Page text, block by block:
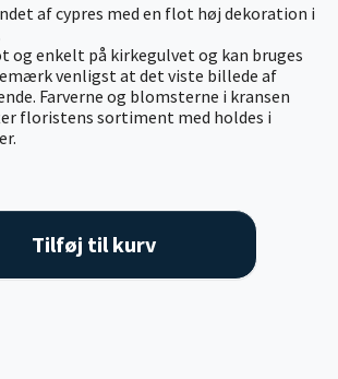
af cypres med en flot høj dekoration i
og enkelt på kirkegulvet og kan bruges
venligst at det viste billede af
Farverne og blomsterne i kransen
floristens sortiment med holdes i
Tilføj til kurv